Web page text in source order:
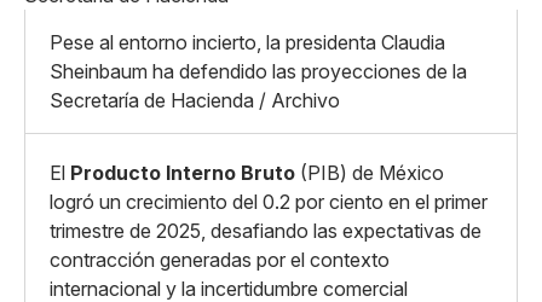
X
Whatsapp
Copiar enlace
Pese al entorno incierto, la presidenta Claudia
Sheinbaum ha defendido las proyecciones de la
Secretaría de Hacienda / Archivo
El Producto Interno Bruto (PIB) de México
logró un crecimiento del 0.2 por ciento en el primer
trimestre de 2025, desafiando las expectativas de
contracción generadas por el contexto
internacional y la incertidumbre comercial